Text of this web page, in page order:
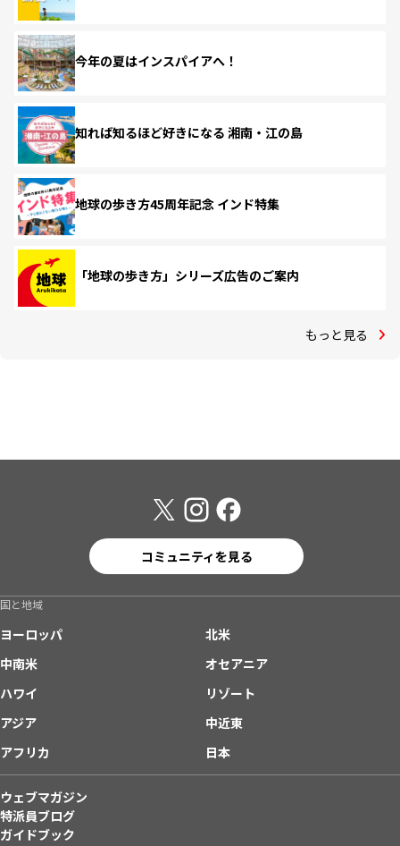
今年の夏はインスパイアへ！
知れば知るほど好きになる 湘南・江の島
地球の歩き方45周年記念 インド特集
「地球の歩き方」シリーズ広告のご案内
もっと見る
コミュニティを見る
国と地域
ヨーロッパ
北米
中南米
オセアニア
ハワイ
リゾート
アジア
中近東
アフリカ
日本
ウェブマガジン
特派員ブログ
ガイドブック